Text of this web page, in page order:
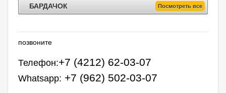
БАРДАЧОК Посмотреть все
позвоните
Телефон:+7 (4212) 62-03-07
Whatsapp: +7 (962) 502-03-07